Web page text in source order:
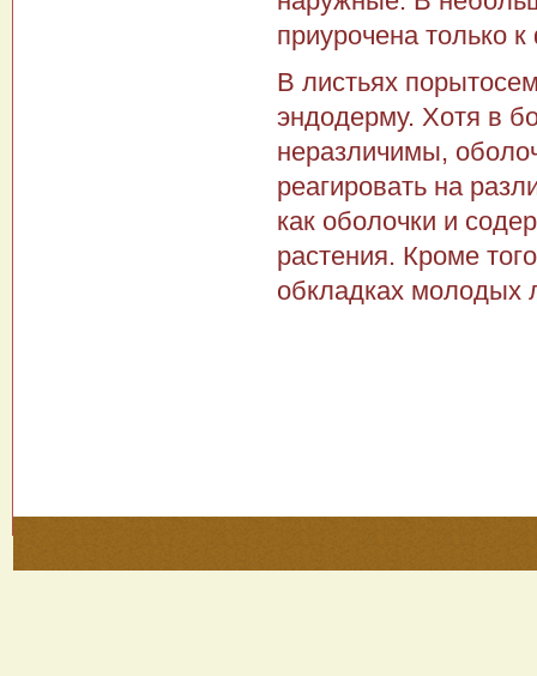
приурочена только
В листьях
эндодерму. Хотя в
неразличимы,
реагировать на
как оболочки и
растения. Кроме
обкладках молодых